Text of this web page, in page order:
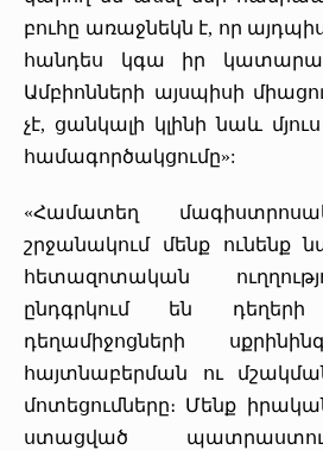
բուհը առաջնեկն է, որ
հանդես կգա իր
Ամբիոնների այսպիսի
չէ, ցանկալի կլինի նաև
համագործակցումը»:
«Համատեղ
շրջանակում մենք ունենք
հետազոտական
ընդգրկում են
դեղամիջոցների
հայտնաբերման ու
մոտեցումները։ Մենք
ստացված